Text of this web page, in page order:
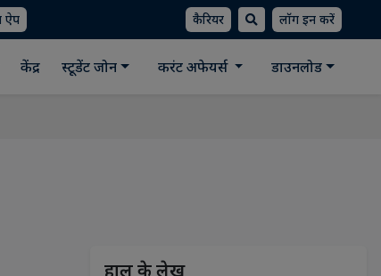
ऐप कैरियर लॉग इन करें
केंद्र स्टूडेंट जोन करंट अफेयर्स डाउनलोड
हाल के लेख